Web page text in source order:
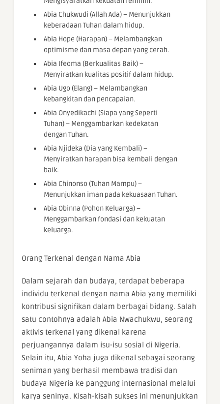
Abia Chukwudi (Allah Ada) – Menunjukkan
keberadaan Tuhan dalam hidup.
Abia Hope (Harapan) – Melambangkan
optimisme dan masa depan yang cerah.
Abia Ifeoma (Berkualitas Baik) –
Menyiratkan kualitas positif dalam hidup.
Abia Ugo (Elang) – Melambangkan
kebangkitan dan pencapaian.
Abia Onyedikachi (Siapa yang Seperti
Tuhan) – Menggambarkan kedekatan
dengan Tuhan.
Abia Njideka (Dia yang Kembali) –
Menyiratkan harapan bisa kembali dengan
baik.
Abia Chinonso (Tuhan Mampu) –
Menunjukkan iman pada kekuasaan Tuhan.
Abia Obinna (Pohon Keluarga) –
Menggambarkan fondasi dan kekuatan
keluarga.
Orang Terkenal dengan Nama Abia
Dalam sejarah dan budaya, terdapat beberapa
individu terkenal dengan nama Abia yang memiliki
kontribusi signifikan dalam berbagai bidang. Salah
satu contohnya adalah Abia Nwachukwu, seorang
aktivis terkenal yang dikenal karena
perjuangannya dalam isu-isu sosial di Nigeria.
Selain itu, Abia Yoha juga dikenal sebagai seorang
seniman yang berhasil membawa tradisi dan
budaya Nigeria ke panggung internasional melalui
karya seninya. Kisah-kisah sukses ini menunjukkan